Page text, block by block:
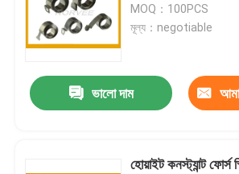
MOQ：100PCS
মূল্য：negotiable
ভালো দাম
হোয়াইট কনস্ট্যান্ট ফোর্স